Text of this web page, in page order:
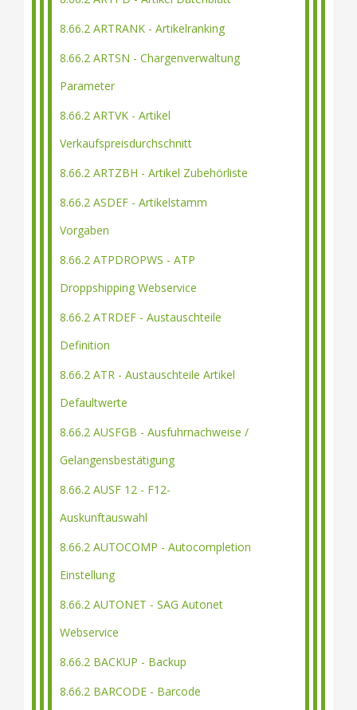
8.66.2 ARTRANK - Artikelranking
8.66.2 ARTSN - Chargenverwaltung
Parameter
8.66.2 ARTVK - Artikel
Verkaufspreisdurchschnitt
8.66.2 ARTZBH - Artikel Zubehörliste
8.66.2 ASDEF - Artikelstamm
Vorgaben
8.66.2 ATPDROPWS - ATP
Droppshipping Webservice
8.66.2 ATRDEF - Austauschteile
Definition
8.66.2 ATR - Austauschteile Artikel
Defaultwerte
8.66.2 AUSFGB - Ausfuhrnachweise /
Gelangensbestätigung
8.66.2 AUSF 12 - F12-
Auskunftauswahl
8.66.2 AUTOCOMP - Autocompletion
Einstellung
8.66.2 AUTONET - SAG Autonet
Webservice
8.66.2 BACKUP - Backup
8.66.2 BARCODE - Barcode